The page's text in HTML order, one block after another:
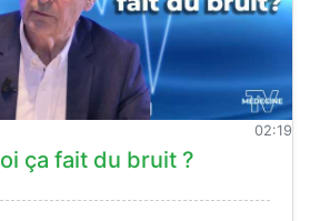
02:19
ça fait du bruit ?